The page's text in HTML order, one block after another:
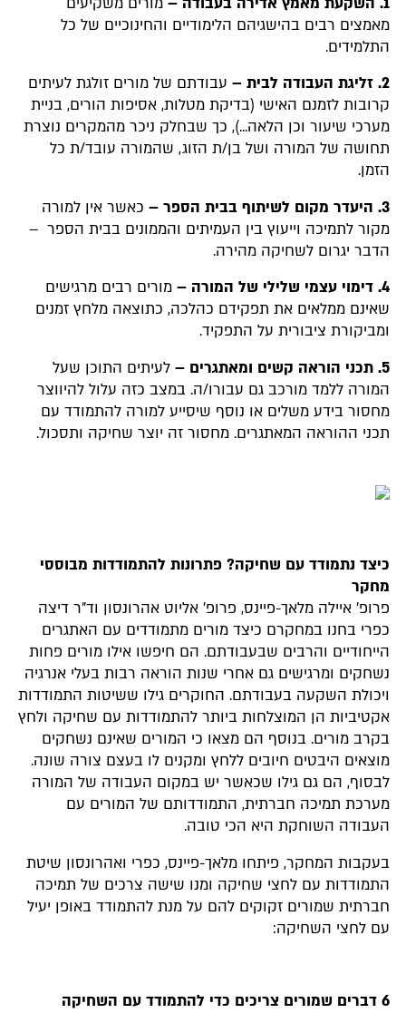
מאמצים רבים בהישגיהם הלימודיים והחינוכיים של כל
התלמידים.
2. זליגת העבודה לבית –
עבודתם של מורים זולגת לעיתים
קרובות לזמנם האישי (בדיקת מטלות, אסיפות הורים, בניית
מערכי שיעור וכן הלאה...), כך שבחלק ניכר מהמקרים נוצרת
תחושה של המורה ושל בן/ת הזוג, שהמורה עובד/ת כל
הזמן.
3. היעדר מקום לשיתוף בבית הספר –
כאשר אין למורה
מקור לתמיכה וייעוץ בין העמיתים והממונים בבית הספר –
הדבר יגרום לשחיקה מהירה.
4. דימוי עצמי שלילי של המורה –
מורים רבים מרגישים
שאינם ממלאים את תפקידם כהלכה, כתוצאה מלחץ זמנים
ומביקורת ציבורית על התפקיד.
5. תכני הוראה קשים ומאתגרים –
לעיתים התוכן שעל
המורה ללמד מורכב גם עבורו/ה. במצב כזה עלול להיווצר
מחסור בידע משלים או נוסף שיסייע למורה להתמודד עם
תכני ההוראה המאתגרים. מחסור זה יוצר שחיקה ותסכול.
כיצד נתמודד עם שחיקה? פתרונות להתמודדות מבוססי
מחקר
פרופ' איילה מלאך-פיינס, פרופ' אליוט אהרונסון וד"ר דיצה
כפרי בחנו במחקרם כיצד מורים מתמודדים עם האתגרים
הייחודיים והרבים שבעבודתם. הם חיפשו אילו מורים פחות
נשחקים ומרגישים גם אחרי שנות הוראה רבות בעלי אנרגיה
ויכולת השקעה בעבודתם. החוקרים גילו ששיטות התמודדות
אקטיביות הן המוצלחות ביותר להתמודדות עם שחיקה ולחץ
בקרב מורים. בנוסף הם מצאו כי המורים שאינם נשחקים
מוצאים היבטים חיובים ללחץ ומקנים לו בעצם צורה שונה.
לבסוף, הם גם גילו שכאשר יש במקום העבודה של המורה
מערכת תמיכה חברתית, התמודדותם של המורים עם
העבודה השוחקת היא הכי טובה.
בעקבות המחקר, פיתחו מלאך-פיינס, כפרי ואהרונסון שיטת
התמודדות עם לחצי שחיקה ומנו שישה צרכים של תמיכה
חברתית שמורים זקוקים להם על מנת להתמודד באופן יעיל
עם לחצי השחיקה:
6 דברים שמורים צריכים כדי להתמודד עם השחיקה